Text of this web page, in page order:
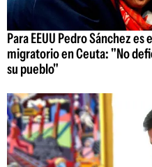
Para EEUU Pedro Sánchez
migratorio en Ceuta: "No
su pueblo"